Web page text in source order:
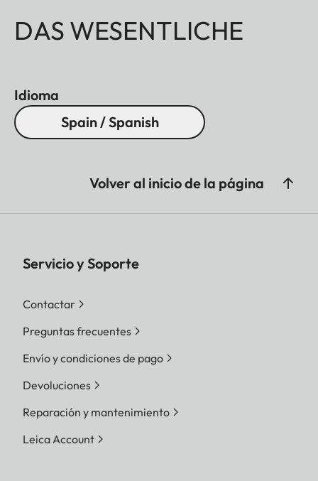
DAS WESENTLICHE
Idioma
Spain / Spanish
Volver al inicio de la página
Servicio y Soporte
Contactar
Preguntas frecuentes
Envío y condiciones de pago
Devoluciones
Reparación y mantenimiento
Leica Account